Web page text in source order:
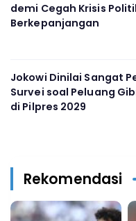
demi Cegah Krisis
Berkepanjangan
Jokowi Dinilai Sangat
Survei soal Peluang
di Pilpres 2029
Rekomendasi